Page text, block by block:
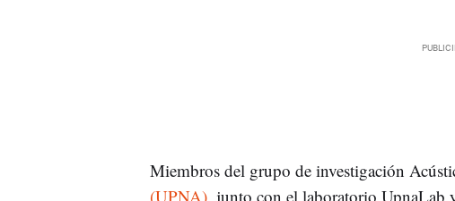
Miembros del grupo de investigación
(UPNA), junto con el laboratorio UpnaLab